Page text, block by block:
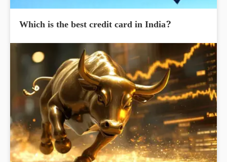
Which is the best credit card in India?